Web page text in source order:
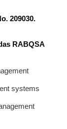
209030.
RABQSA
systems